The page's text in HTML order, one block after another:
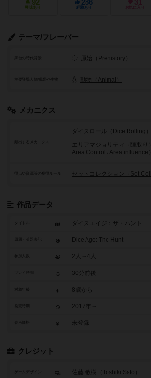
92
興味あり
286
経験あり
31
お気に入り
テーマ/フレーバー
舞台の時代背景 原始（Prehistory）
動物（Animal）
メカニクス
頻出するメカニクス
ダイスロール（Dice Rolling）
エリアマジョリティ（陣取り
Area Control / Area influence）
セットコレクション（Set
作品データ
タイトル ダイスエイジ：ザ・ハント
Dice Age: The Hunt
参加人数 2人～4人
30分前後
8歳から
2017年～
参考価格 未登録
クレジット
ゲームデザイン 佐藤 敏樹（Toshiki Sato）